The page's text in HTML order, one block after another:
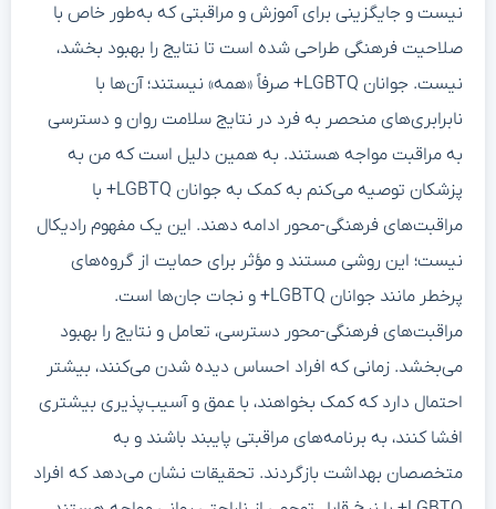
نیست و جایگزینی برای آموزش و مراقبتی که به‌طور خاص با
صلاحیت فرهنگی طراحی شده است تا نتایج را بهبود بخشد،
نیست. جوانان LGBTQ+ صرفاً «همه» نیستند؛ آن‌ها با
نابرابری‌های منحصر به فرد در نتایج سلامت روان و دسترسی
به مراقبت مواجه هستند. به همین دلیل است که من به
پزشکان توصیه می‌کنم به کمک به جوانان LGBTQ+ با
مراقبت‌های فرهنگی-محور ادامه دهند. این یک مفهوم رادیکال
نیست؛ این روشی مستند و مؤثر برای حمایت از گروه‌های
پرخطر مانند جوانان LGBTQ+ و نجات جان‌ها است.
مراقبت‌های فرهنگی-محور دسترسی، تعامل و نتایج را بهبود
می‌بخشد. زمانی که افراد احساس دیده شدن می‌کنند، بیشتر
احتمال دارد که کمک بخواهند، با عمق و آسیب‌پذیری بیشتری
افشا کنند، به برنامه‌های مراقبتی پایبند باشند و به
متخصصان بهداشت بازگردند. تحقیقات نشان می‌دهد که افراد